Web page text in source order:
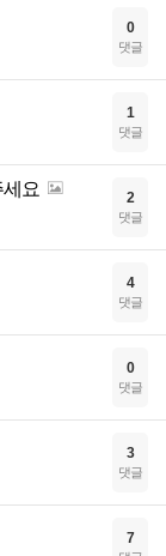
0
댓글
1
댓글
요 2
댓글
4
댓글
0
댓글
3
댓글
7